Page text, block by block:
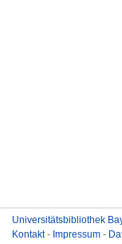
Universitätsbibliothek
Kontakt- Impressum -